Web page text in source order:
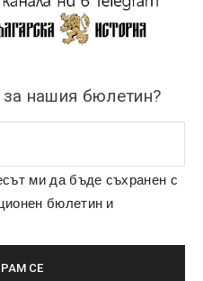
нашия бюлетин?
ми да бъде съхранен с
бюлетин и